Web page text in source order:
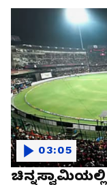
03:05